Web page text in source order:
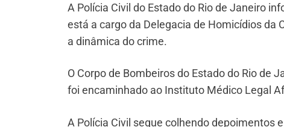
A Polícia Civil do Estado do Rio de Janeiro
está a cargo da Delegacia de Homicídios da
a dinâmica do crime.
O Corpo de Bombeiros do Estado do Rio de
foi encaminhado ao Instituto Médico Legal
A Polícia Civil segue colhendo depoimentos